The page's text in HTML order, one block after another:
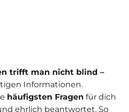
trifft man nicht blind –
Informationen.
häufigsten Fragen für dich
ehrlich beantwortet. So